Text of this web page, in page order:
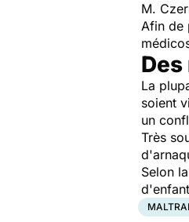
M.
Afin de
La
soient
un
Très
Selon